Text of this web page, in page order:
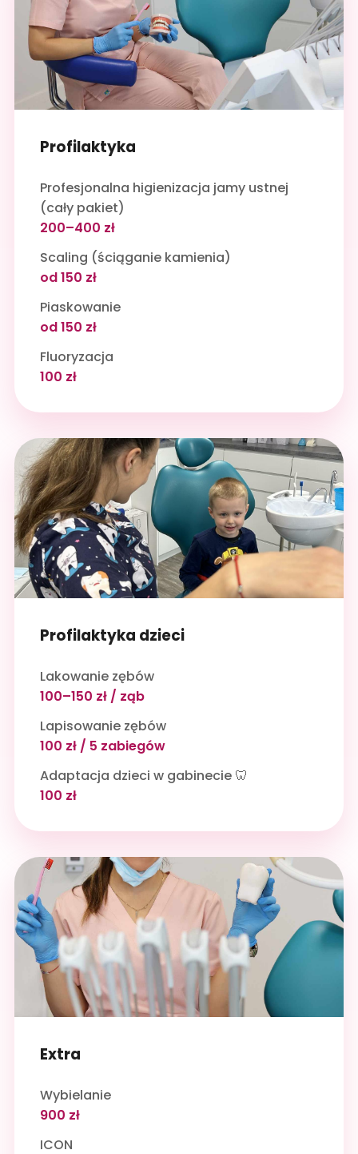
Profilaktyka
Profesjonalna higienizacja jamy ustnej
(cały pakiet)
200–400 zł
Scaling (ściąganie kamienia)
od 150 zł
Piaskowanie
od 150 zł
Fluoryzacja
100 zł
Profilaktyka dzieci
Lakowanie zębów
100–150 zł / ząb
Lapisowanie zębów
100 zł / 5 zabiegów
Adaptacja dzieci w gabinecie 🦷
100 zł
Extra
Wybielanie
900 zł
ICON